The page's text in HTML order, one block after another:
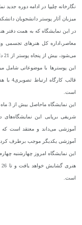
نگارخانه چلیپا در ادامه دوره
میزبان آثار پوستر دانشجویان
در این نمایشگاه که به همت دفتر
معاصر،اداره کل هنرهای تجسمی
می‌شود، بیش از پنجاه پوستر از 21 دانشجو به نمایش در خواهد آمد.
این پوسترها با موضوعاتی شامل
قالب
است.
این نمایشگاه ماحاصل بیش از 3 ماه تدریس سیدحمید شریفی در قالب کارگاه ارتباط تصویری است.
شریفی برپایی این
آموزشی می‌داند و معتقد است که
آموزشی یکدیگر موجب برطرف
است.